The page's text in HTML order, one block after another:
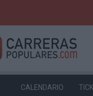
CALENDARIO